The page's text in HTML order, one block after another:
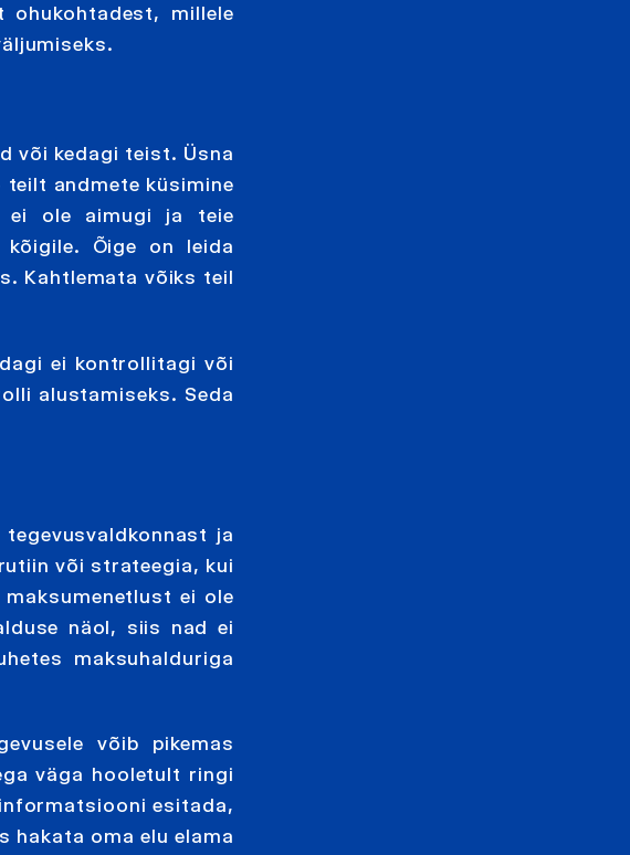
ohukohtadest, millele
või kedagi teist. Üsna
andmete küsimine
ei ole aimugi ja teie
kõigile. Õige on leida
Kahtlemata võiks teil
ei kontrollitagi või
alustamiseks. Seda
ja
või strateegia, kui
ei ole
näol, siis nad ei
maksuhalduriga
võib pikemas
väga hooletult ringi
esitada,
hakata oma elu elama